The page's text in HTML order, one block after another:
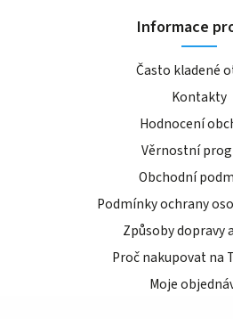
Informace
Často kladené
Kontakty
Hodnocení
Věrnostní
Obchodní
Podmínky ochrany
Způsoby dopravy
Proč nakupovat na
Moje